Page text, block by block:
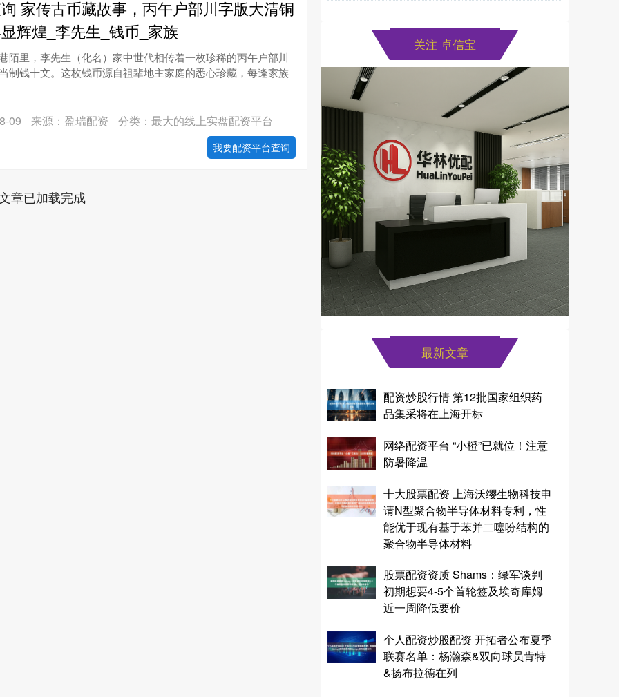
家传古币藏故事，丙午户部川字版大清铜
辉煌_李先生_钱币_家族
陌里，李先生（化名）家中世代相传着一枚珍稀的丙午户部川
制钱十文。这枚钱币源自祖辈地主家庭的悉心珍藏，每逢家族
09 来源：盈瑞配资 分类：最大的线上实盘配资平台
我要配资平台查询
章已加载完成
关注 卓信宝
最新文章
配资炒股行情 第12批国家组织药
品集采将在上海开标
网络配资平台 “小橙”已就位！注意
防暑降温
十大股票配资 上海沃缨生物科技申
请N型聚合物半导体材料专利，性
能优于现有基于苯并二噻吩结构的
聚合物半导体材料
股票配资资质 Shams：绿军谈判
初期想要4-5个首轮签及埃奇库姆
近一周降低要价
个人配资炒股配资 开拓者公布夏季
联赛名单：杨瀚森&双向球员肯特
&扬布拉德在列